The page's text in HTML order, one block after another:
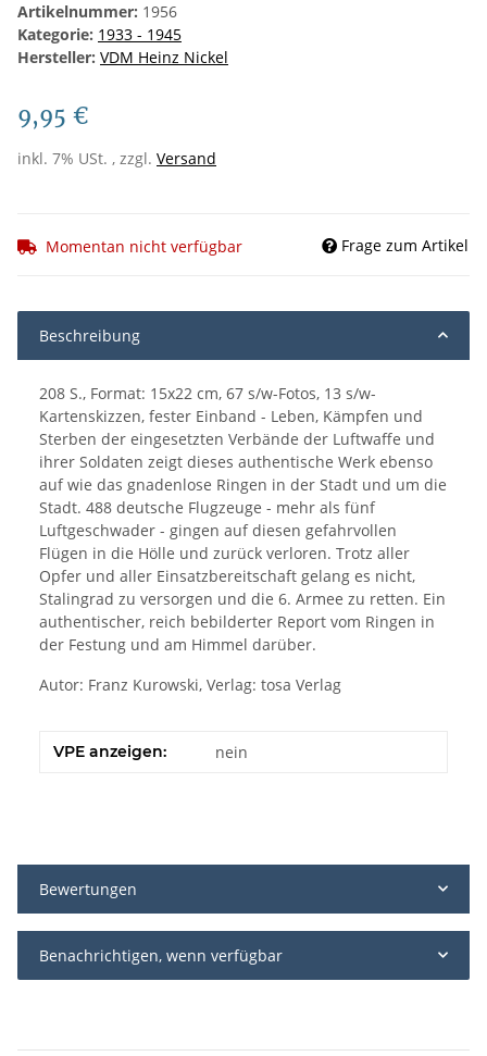
Artikelnummer: 1956
Kategorie: 1933 - 1945
Hersteller: VDM Heinz Nickel
9,95 €
inkl. 7% USt. , zzgl. Versand
Momentan nicht verfügbar Frage zum Artikel
Beschreibung
208 S., Format: 15x22 cm, 67 s/w-Fotos, 13 s/w-
Kartenskizzen, fester Einband - Leben, Kämpfen und
Sterben der eingesetzten Verbände der Luftwaffe und
ihrer Soldaten zeigt dieses authentische Werk ebenso
auf wie das gnadenlose Ringen in der Stadt und um die
Stadt. 488 deutsche Flugzeuge - mehr als fünf
Luftgeschwader - gingen auf diesen gefahrvollen
Flügen in die Hölle und zurück verloren. Trotz aller
Opfer und aller Einsatzbereitschaft gelang es nicht,
Stalingrad zu versorgen und die 6. Armee zu retten. Ein
authentischer, reich bebilderter Report vom Ringen in
der Festung und am Himmel darüber.
Autor: Franz Kurowski, Verlag: tosa Verlag
VPE anzeigen: nein
Bewertungen
Benachrichtigen, wenn verfügbar